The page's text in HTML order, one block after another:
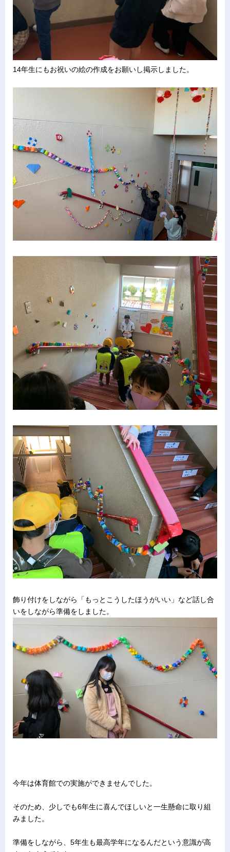
14年生にもお祝いの絵の作成をお願いし掲示しました。
飾り付けをしながら「もっとこうしたほうがいい」など話し合
いをしながら準備をしました。
今年は体育館での実施ができませんでした。
そのため、少しでも6年生に喜んでほしいと一生懸命に取り組
みました。
準備をしながら、5年生も最高学年になるんだという意識が高